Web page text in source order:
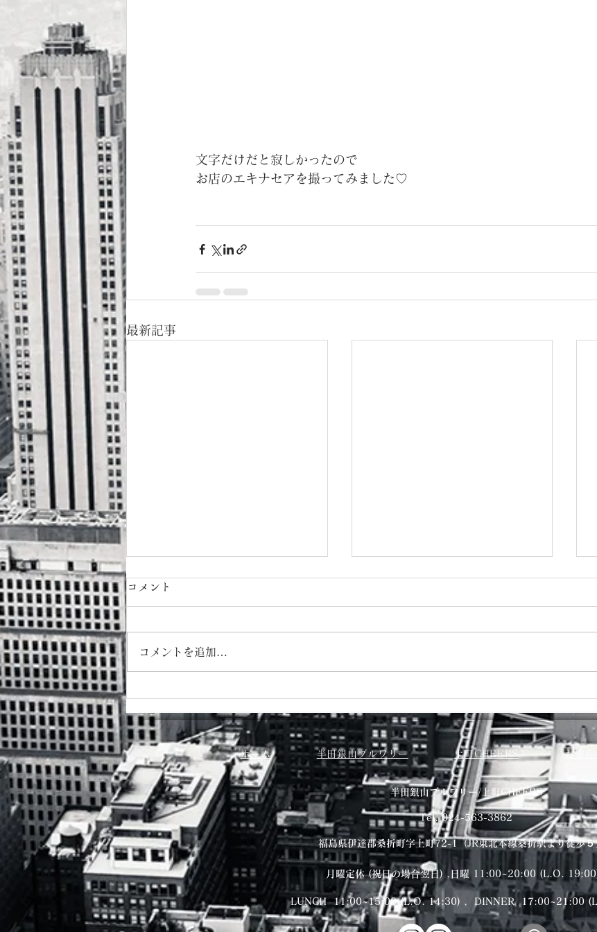
文字だけだと寂しかったので
お店のエキナセアを撮ってみました♡
最新記事
８月カレンダー
コメント
コメントを追加…
ホーム 半田銀山ブルワリー 上町CHEERS お知ら
​半田銀山ブルワリー/上町CHEERS
Tel. 024-563-3862
福島県伊達郡桑折町字上町72-1（JR東北本線桑折駅より徒歩５
月曜定休 (祝日の場合翌日) ,日曜 11:00~20:00 (L.O.
LUNCH 11:00~15:00 (L.O. 14:30) , DINNER 17:00~21:00